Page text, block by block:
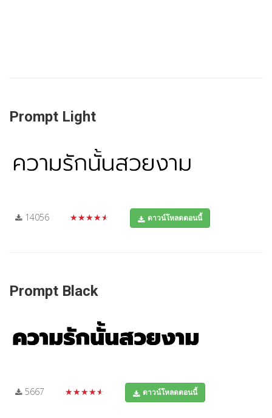
Prompt Light
14056 ★★★★★ ดาวน์โหลดตอนนี้
Prompt Black
5667 ★★★★★ ดาวน์โหลดตอนนี้